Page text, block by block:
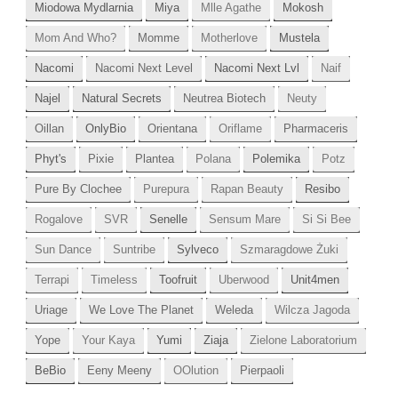
Miodowa Mydlarnia Miya Mlle Agathe Mokosh
Mom And Who? Momme Motherlove Mustela
Nacomi Nacomi Next Level Nacomi Next Lvl Naif
Najel Natural Secrets Neutrea Biotech Neuty
Oillan OnlyBio Orientana Oriflame Pharmaceris
Phyt's Pixie Plantea Polana Polemika Potz
Pure By Clochee Purepura Rapan Beauty Resibo
Rogalove SVR Senelle Sensum Mare Si Si Bee
Sun Dance Suntribe Sylveco Szmaragdowe Żuki
Terrapi Timeless Toofruit Uberwood Unit4men
Uriage We Love The Planet Weleda Wilcza Jagoda
Yope Your Kaya Yumi Ziaja Zielone Laboratorium
BeBio Eeny Meeny OOlution Pierpaoli